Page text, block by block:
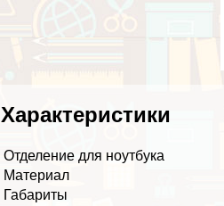
Хаpaктеристики
Отделение для ноутбука
Материал
Габариты